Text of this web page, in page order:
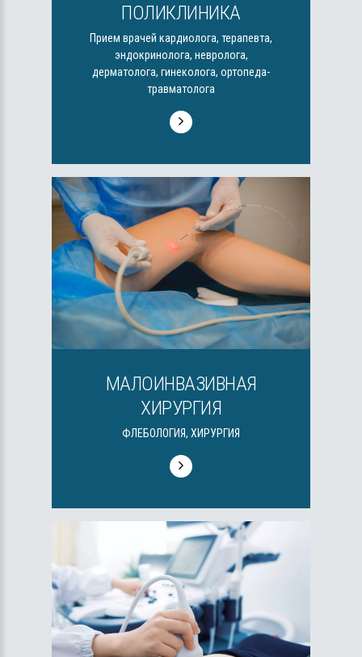
ПОЛИКЛИНИКА
Прием врачей кардиолога, терапевта,
эндокринолога, невролога,
дерматолога, гинеколога, ортопеда-
травматолога
МАЛОИНВАЗИВНАЯ
ХИРУРГИЯ
ФЛЕБОЛОГИЯ, ХИРУРГИЯ